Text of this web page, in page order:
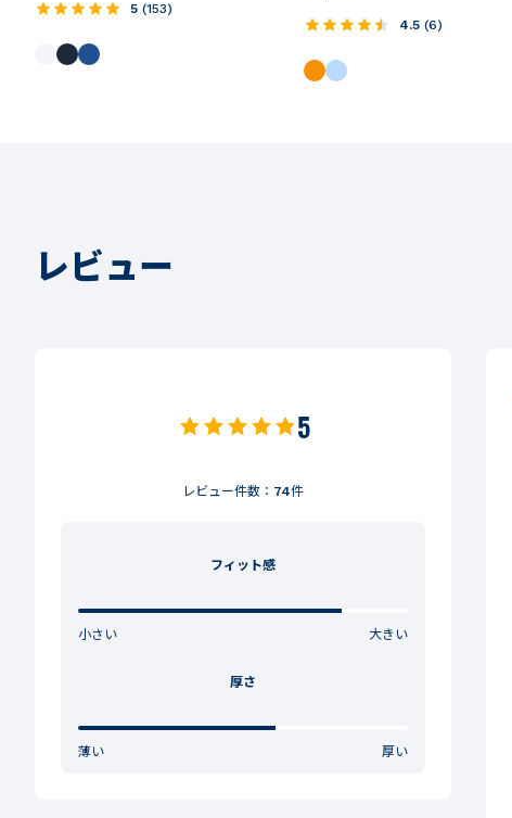
5 (153)
4.5 (6)
レビュー
5
レビュー件数： 74件
フィット感
小さい 大きい
厚さ
薄い 厚い